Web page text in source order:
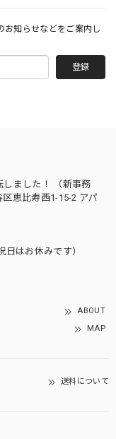
お知らせなどをご案内し
登録
ました！ （新事務
恵比寿西1-15-2 アパ
日はお休みです）
ABOUT
MAP
送料について